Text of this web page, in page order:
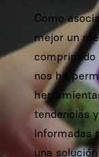
Como
mejor un
comprimido
nos ha
tendencias
informadas
una